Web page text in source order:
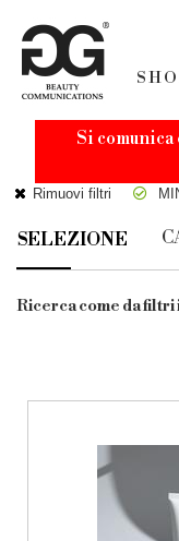
Si
Rimuovi filtri
SELEZIONE
Ricerca come da filtri